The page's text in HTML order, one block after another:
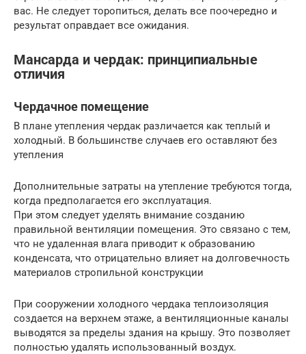
вас. Не следует торопиться, делать все поочередно и
результат оправдает все ожидания.
Мансарда и чердак: принципиальные
отличия
Чердачное помещение
В плане утепления чердак различается как теплый и
холодный. В большинстве случаев его оставляют без
утепления
Дополнительные затраты на утепление требуются тогда,
когда предполагается его эксплуатация.
При этом следует уделять внимание созданию
правильной вентиляции помещения. Это связано с тем,
что не удаленная влага приводит к образованию
конденсата, что отрицательно влияет на долговечность
материалов стропильной конструкции
При сооружении холодного чердака теплоизоляция
создается на верхнем этаже, а вентиляционные каналы
выводятся за пределы здания на крышу. Это позволяет
полностью удалять использованный воздух.